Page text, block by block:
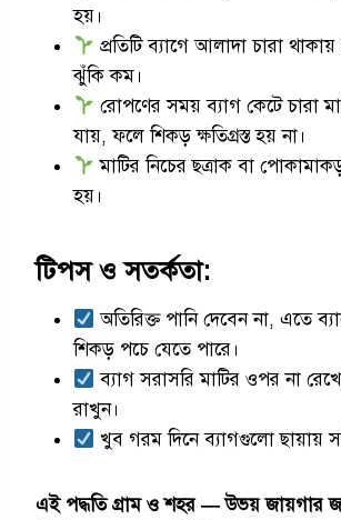
হয়।
প্রতিটি ব্যাগে আলাদা চারা
ঝুঁকি কম।
রোপণের সময় ব্যাগ কেটে চারা
যায়, ফলে শিকড় ক্ষতিগ্রস্ত হয় না।
মাটির নিচের ছত্রাক বা
হয়।
টিপস ও সতর্কতা:
অতিরিক্ত পানি দেবেন না, এতে
শিকড় পচে যেতে পারে।
ব্যাগ সরাসরি মাটির ওপর না
রাখুন।
খুব গরম দিনে ব্যাগগুলো ছায়ায়
এই পদ্ধতি গ্রাম ও শহর — উভয় জায়গার